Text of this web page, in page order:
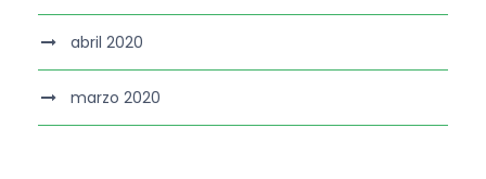
abril 2020
marzo 2020